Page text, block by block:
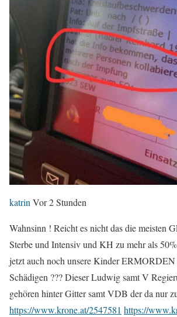
katrinVor 2 Stunden
Wahnsinn ! Reicht es nicht das die meisten
Sterbe und Intensiv und KH zu mehr als
jetzt auch noch unsere Kinder ERMORDEN
Schädigen ??? Dieser Ludwig samt V
gehören hinter Gitter samt VDB der da nur
https://www.krone.at/2547581 https://